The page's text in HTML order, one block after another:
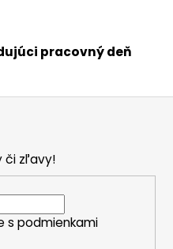
pracovný deň
či zľavy!
s podmienkami